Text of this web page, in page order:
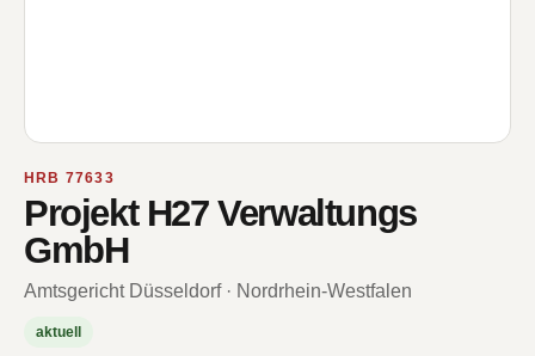
HRB 77633
Projekt H27 Verwaltungs
GmbH
Amtsgericht Düsseldorf · Nordrhein-Westfalen
aktuell